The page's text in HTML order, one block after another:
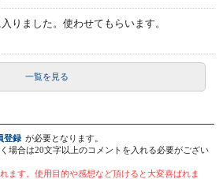
りました。使わせてもらいます。
一覧を見る
登録 が必要となります。
場合は20文字以上のコメントを入れる必要がござい
ます。使用目的や感想など頂けると大変喜ばれま